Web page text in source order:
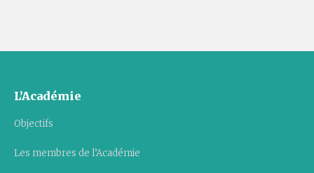
L’Académie
Objectifs
Les membres de l’Académie